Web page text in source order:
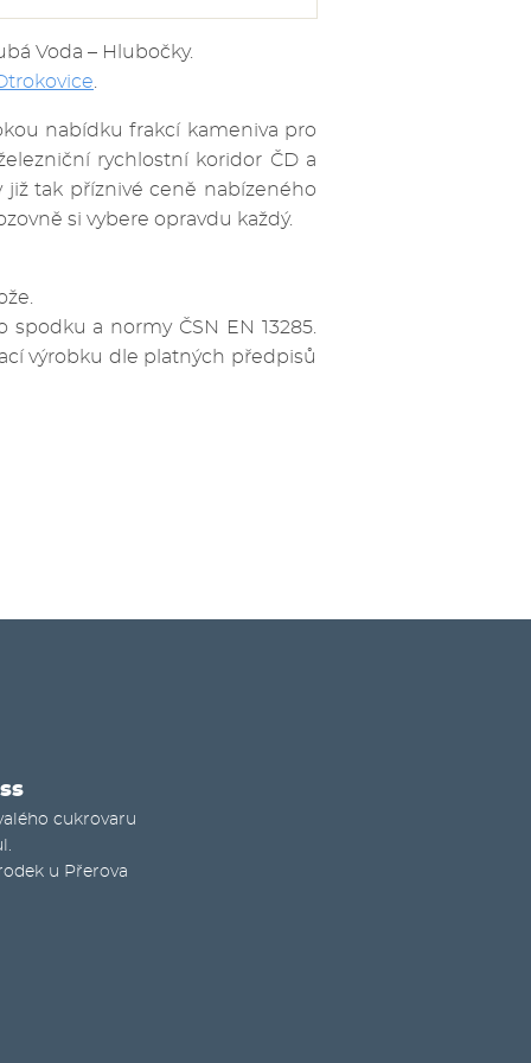
Voda – Hlubočky.
nabídku frakcí kameniva pro
rychlostní koridor ČD a
tak příznivé ceně nabízeného
si vybere opravdu každý.
lože.
a normy ČSN EN 13285.
výrobku dle platných předpisů
cukrovaru
u Přerova